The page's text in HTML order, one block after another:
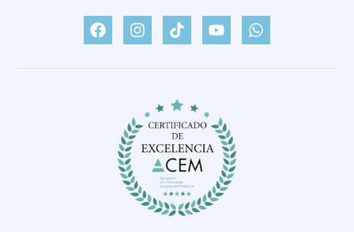
F
a
c
I
n
s
a
m
T
i
k
Y
o
u
W
h
a